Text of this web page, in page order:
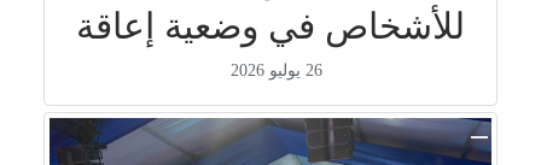
للأشخاص في وضعية إعاقة
26 يوليو 2026